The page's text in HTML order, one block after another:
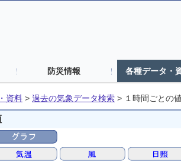
防災情報 各種データ・
資料 > 過去の気象データ検索 > １時間ごとの